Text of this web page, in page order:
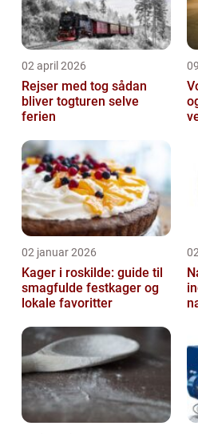
02 april 2026
Rejser med tog sådan
bliver togturen selve
ferien
02 januar 2026
Kager i roskilde: guide til
smagfulde festkager og
lokale favoritter